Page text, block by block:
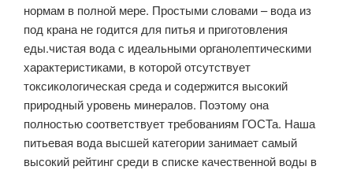
нормам в полной мере. Простыми словами – вода из
под крана не годится для питья и приготовления
еды.чистая вода с идеальными органолептическими
характеристиками, в которой отсутствует
токсикологическая среда и содержится высокий
природный уровень минералов. Поэтому она
полностью соответствует требованиям ГОСТа. Наша
питьевая вода высшей категории занимает самый
высокий рейтинг среди в списке качественной воды в